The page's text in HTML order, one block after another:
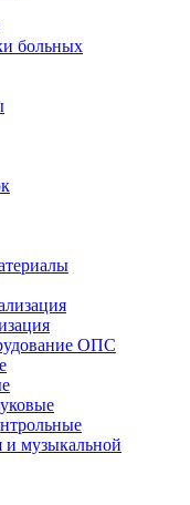
больных
ОПС
музыкальной